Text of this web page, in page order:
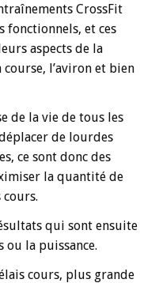
CrossFit
fonctionnels, et ces
aspects de la
l’aviron et bien
de la vie de tous les
de lourdes
ce sont donc des
la quantité de
qui sont ensuite
ou la puissance.
cours, plus grande